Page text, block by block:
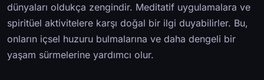
dünyaları oldukça zengindir. Meditatif uygulamalara ve
spiritüel aktivitelere karşı doğal bir ilgi duyabilirler. Bu,
onların içsel huzuru bulmalarına ve daha dengeli bir
yaşam sürmelerine yardımcı olur.